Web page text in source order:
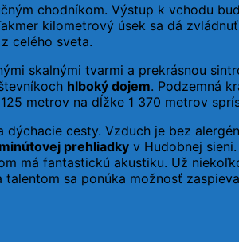
chodníkom. Výstup k vchodu
kilometrový úsek sa dá
celého sveta.
skalnými tvarmi a prekrásnou
hlboký dojem. Podzemná
metrov na dĺžke 1 370 metrov
dýchacie cesty. Vzduch je bez
prehliadky v Hudobnej
má fantastickú akustiku. Už
talentom sa ponúka možnosť